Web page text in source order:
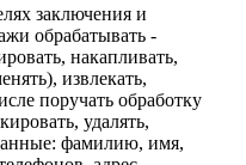
заключения и
обрабатывать -
накапливать,
извлекать,
поручать обработку
удалять,
фамилию, имя,